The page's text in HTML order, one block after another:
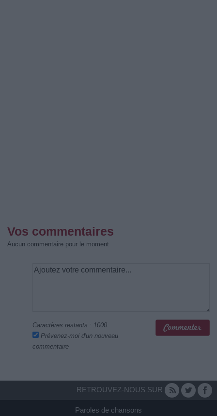
Vos commentaires
Aucun commentaire pour le moment
Caractères restants : 1000
Prévenez-moi d'un nouveau
commentaire
RETROUVEZ-NOUS SUR
Paroles de chansons